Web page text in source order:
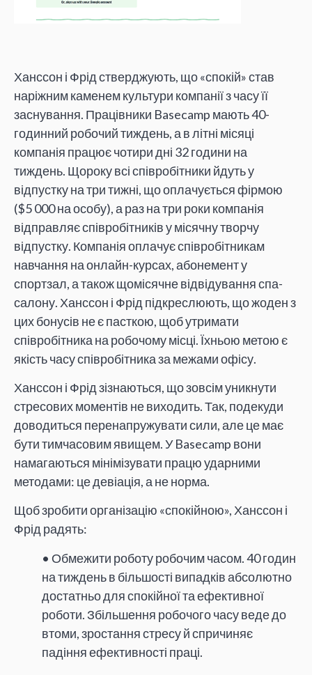
Ханссон і Фрід стверджують, що «спокій» став
наріжним каменем культури компанії з часу її
заснування. Працівники Basecamp мають 40-
годинний робочий тиждень, а в літні місяці
компанія працює чотири дні 32 години на
тиждень. Щороку всі співробітники йдуть у
відпустку на три тижні, що оплачується фірмою
($5 000 на особу), а раз на три роки компанія
відправляє співробітників у місячну творчу
відпустку. Компанія оплачує співробітникам
навчання на онлайн-курсах, абонемент у
спортзал, а також щомісячне відвідування спа-
салону. Ханссон і Фрід підкреслюють, що жоден з
цих бонусів не є пасткою, щоб утримати
співробітника на робочому місці. Їхньою метою є
якість часу співробітника за межами офісу.
Ханссон і Фрід зізнаються, що зовсім уникнути
стресових моментів не виходить. Так, подекуди
доводиться перенапружувати сили, але це має
бути тимчасовим явищем. У Basecamp вони
намагаються мінімізувати працю ударними
методами: це девіація, а не норма.
Щоб зробити організацію «спокійною», Ханссон і
Фрід радять:
• Обмежити роботу робочим часом. 40 годин
на тиждень в більшості випадків абсолютно
достатньо для спокійної та ефективної
роботи. Збільшення робочого часу веде до
втоми, зростання стресу й спричиняє
падіння ефективності праці.